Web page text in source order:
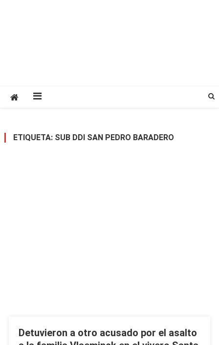
ETIQUETA: SUB DDI SAN PEDRO BARADERO
Detuvieron a otro acusado por el asalto